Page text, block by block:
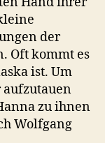
der
Oft kommt es
ist. Um
zu ihnen
Wolfgang